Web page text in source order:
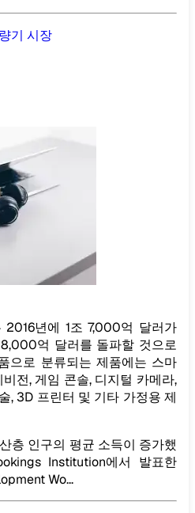
기 시장
년에 1조 7,000억 달러가
억 달러를 돌파할 것으로
으로 분류되는 제품에는 스마
전, 게임 콘솔, 디지털 카메라,
, 3D 프린터 및 기타 가정용 제
층 인구의 평균 소득이 증가했
Institution에서 발표한
Wo...